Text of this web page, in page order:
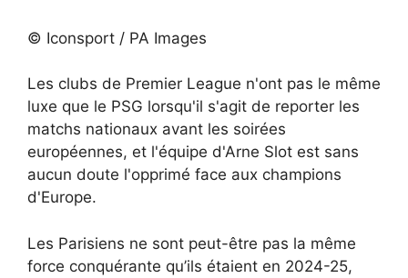
© Iconsport / PA Images
Les clubs de Premier League n'ont pas le même
luxe que le PSG lorsqu'il s'agit de reporter les
matchs nationaux avant les soirées
européennes, et l'équipe d'Arne Slot est sans
aucun doute l'opprimé face aux champions
d'Europe.
Les Parisiens ne sont peut-être pas la même
force conquérante qu’ils étaient en 2024-25,